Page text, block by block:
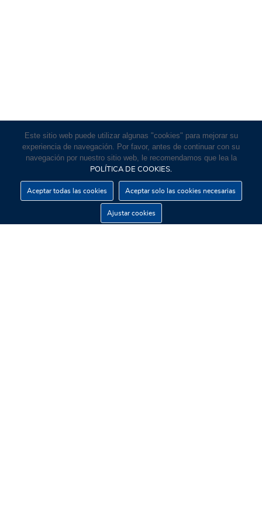
Este sitio web puede utilizar algunas "cookies" para mejorar su
experiencia de navegación. Por favor, antes de continuar con su
navegación por nuestro sitio web, le recomendamos que lea la
POLÍTICA DE COOKIES.
Aceptar todas las cookies Aceptar solo las cookies necesarias
Ajustar cookies